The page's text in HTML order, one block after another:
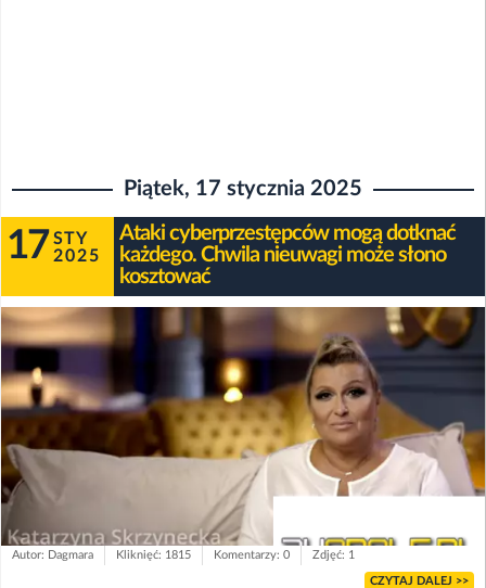
Piątek, 17 stycznia 2025
17 STY
2025
Ataki cyberprzestępców mogą dotknać
każdego. Chwila nieuwagi może słono
kosztować
Autor: Dagmara Kliknięć: 1815 Komentarzy: 0 Zdjęć: 1
CZYTAJ DALEJ >>